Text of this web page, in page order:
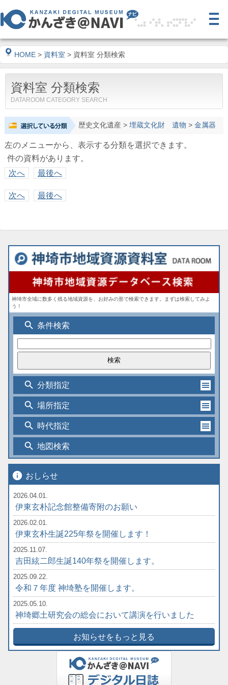
HOME > 資料室 > 資料室 分類検索
資料室 分類検索
DATAROOM CATEGORY SEARCH
歴史文化遺産> 埋蔵文化財 遺物 > 金属器
左のメニューから、表示する分類を選択できます。
件の資料があります。
次へ
最後へ
次へ 最後へ
神埼市全域に数多く残る地域資源を、お好みの形で検索できます。まずは検索してみよ
う！
search 条件検索
search 分類指定
search 場所指定
search 時代指定
search 地図検索
info おしらせ
2026.04.01.
伊東玄朴記念館整備寄附のお願い
2026.02.01.
伊東玄朴生誕225年祭を開催します！
2025.11.07.
吉田絃二郎生誕140年祭を開催します。
2025.09.22.
令和７年度 神埼塾を開催します。
2025.05.10.
神埼郷土研究会の総会において講演を行いました
お知らせをもっと見る